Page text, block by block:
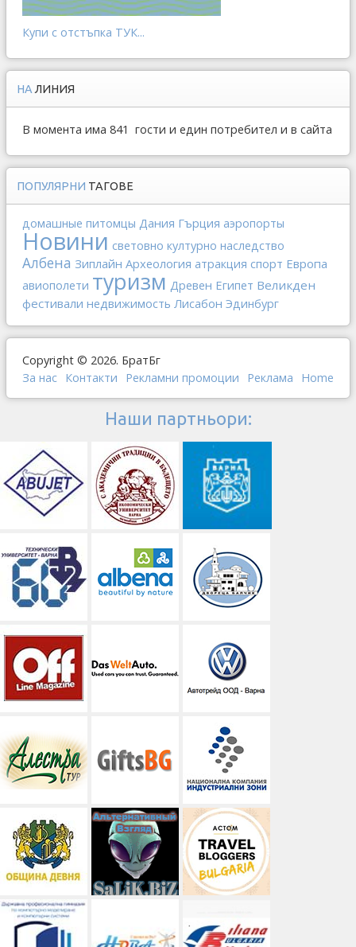
Купи с отстъпка ТУК...
НА ЛИНИЯ
В момента има 841 гости и един потребител и в сайта
ПОПУЛЯРНИ ТАГОВЕ
домашные питомцы Дания Гърция аэропорты
Новини световно културно наследство
Албена Зиплайн Археология атракция спорт Европа
авиополети туризм Древен Египет Великден
фестивали недвижимость Лисабон Эдинбург
Copyright © 2026. БратБг
За нас Контакти Рекламни промоции Реклама Home
Наши партньори: